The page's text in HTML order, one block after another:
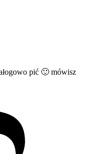
pić 🙂 mówisz